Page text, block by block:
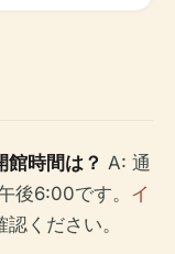
時間は？ A: 通
後6:00です。 イ
ください。